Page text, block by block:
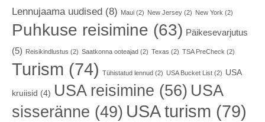
Lennujaama uudised (8) Maui (2) New Jersey (2) New York (2)
Puhkuse reisimine (63) Päikesevarjutus
(5)
Reisikindlustus (2) Saatkonna ooteajad (2) Texas (2) TSA PreCheck (2)
Turism (74) Tühistatud lennud (2) USA Bucket List (2) USA
kruiisid (4) USA reisimine (56) USA
sisseränne (49) USA turism (79)